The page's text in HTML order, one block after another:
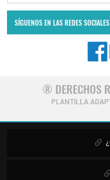
SÍGUENOS EN LAS REDES SOCIALES
® DERECHOS
PLANTILLA